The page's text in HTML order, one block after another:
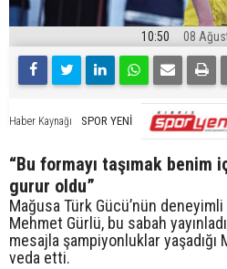
10:50 08
Haber Kaynağı SPOR YENİ
“Bu formayı taşımak benim
gurur oldu”
Mağusa Türk Gücü’nün
Mehmet Gürlü, bu sabah
mesajla şampiyonluklar yaşadığı
veda etti.